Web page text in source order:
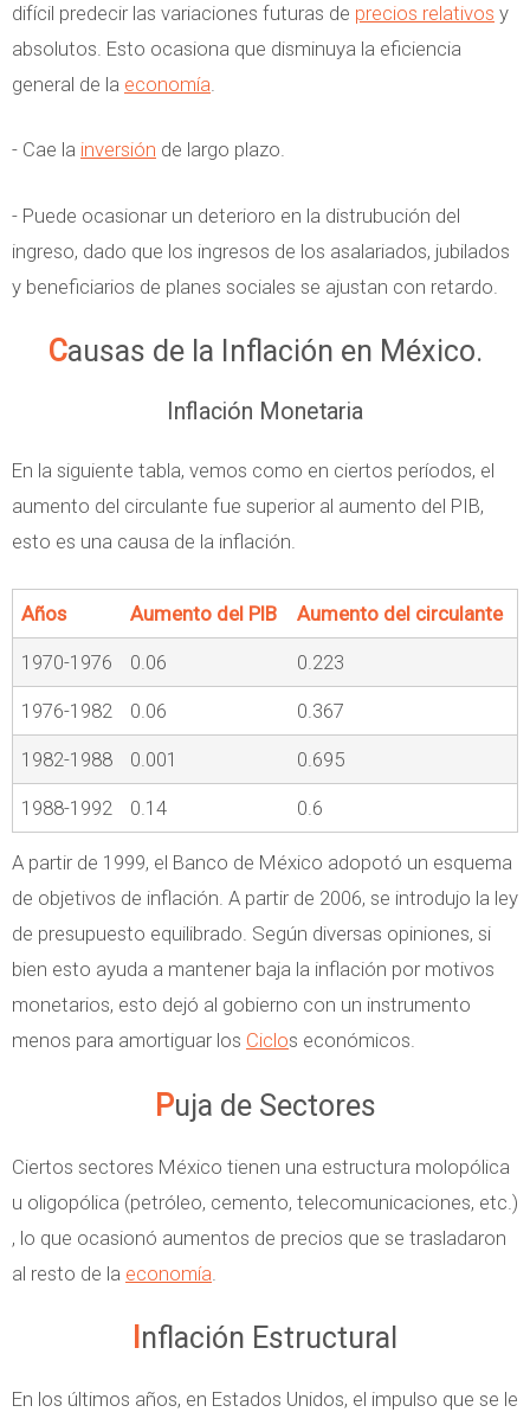
difícil predecir las variaciones futuras de precios relativos y
absolutos. Esto ocasiona que disminuya la eficiencia
general de la economía.
- Cae la inversión de largo plazo.
- Puede ocasionar un deterioro en la distrubución del
ingreso, dado que los ingresos de los asalariados, jubilados
y beneficiarios de planes sociales se ajustan con retardo.
Causas de la Inflación en México.
Inflación Monetaria
En la siguiente tabla, vemos como en ciertos períodos, el
aumento del circulante fue superior al aumento del PIB,
esto es una causa de la inflación.
Años Aumento del PIB Aumento del circulante
1970-1976 0.06 0.223
1976-1982 0.06 0.367
1982-1988 0.001 0.695
1988-1992 0.14 0.6
A partir de 1999, el Banco de México adopotó un esquema
de objetivos de inflación. A partir de 2006, se introdujo la ley
de presupuesto equilibrado. Según diversas opiniones, si
bien esto ayuda a mantener baja la inflación por motivos
monetarios, esto dejó al gobierno con un instrumento
menos para amortiguar los Ciclos económicos.
Puja de Sectores
Ciertos sectores México tienen una estructura molopólica
u oligopólica (petróleo, cemento, telecomunicaciones, etc.)
, lo que ocasionó aumentos de precios que se trasladaron
al resto de la economía
Inflación Estructural
En los últimos años, en Estados Unidos, el impulso que se le